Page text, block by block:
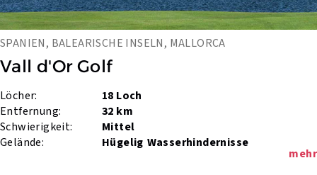
SPANIEN, BALEARISCHE INSELN, MALLORCA
Vall d'Or Golf
Löcher:
18 Loch
Entfernung:
32 km
Schwierigkeit:
Mittel
Gelände:
Hügelig Wasserhindernisse
mehr